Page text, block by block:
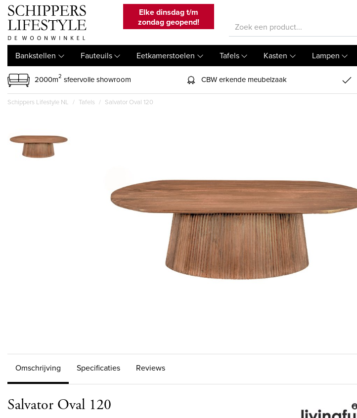
Elke dinsdag t/m
zondag geopend!
Bankstellen Fauteuils Eetkamerstoelen Tafels Kasten Lampen
2000m2 sfeervolle showroom CBW erkende meubelzaak
Schippers Lifestyle NL Tafels Salvator Oval 120
Omschrijving Specificaties Reviews
Salvator Oval 120